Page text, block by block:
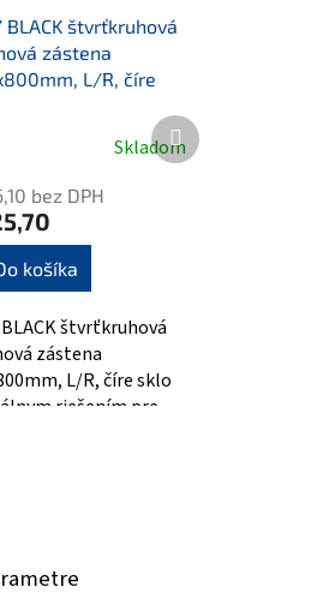
BLACK štvrťkruhová
zástena
L/R, číre
Skladom
bez DPH
košíka
BLACK štvrťkruhová
zástena
L/R, číre sklo
riešením pre
Ďalší
produkt